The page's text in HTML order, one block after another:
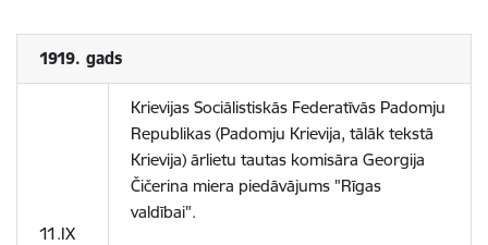
1919. gads
11.IX
Krievijas Sociālistiskās Federatīvās Padomju
Republikas (Padomju Krievija, tālāk tekstā
Krievija) ārlietu tautas komisāra Georgija
Čičerina miera piedāvājums "Rīgas
valdībai".